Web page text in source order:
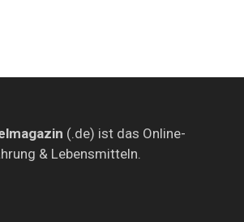
(.de) ist das Online-
& Lebensmitteln.